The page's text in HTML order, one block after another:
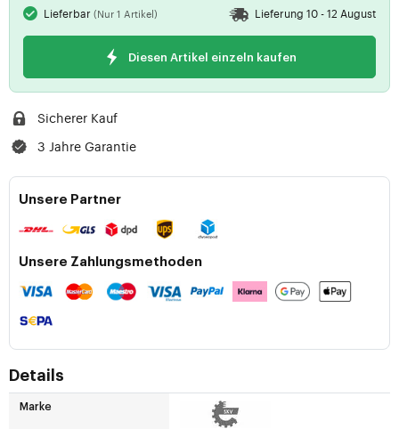
Lieferbar(Nur 1 Artikel) Lieferung 10 - 12 August
Diesen Artikel einzeln kaufen
Sicherer Kauf
3 Jahre Garantie
Unsere Partner
Unsere Zahlungsmethoden
Details
Marke